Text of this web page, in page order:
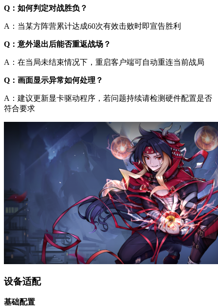
Q：如何判定对战胜负？
A：当某方阵营累计达成60次有效击败时即宣告胜利
Q：意外退出后能否重返战场？
A：在当局未结束情况下，重启客户端可自动重连当前战局
Q：画面显示异常如何处理？
A：建议更新显卡驱动程序，若问题持续请检测硬件配置是否
符合要求
设备适配
基础配置